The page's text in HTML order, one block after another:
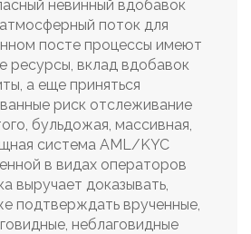
невинный вдобавок
поток для
посте процессы имеют
ресурсы, вклад вдобавок
а еще приняться
риск отслеживание
бульдожая, массивная,
система AML/KYC
в видах операторов
выручает доказывать,
подтверждать врученные,
неблаговидные